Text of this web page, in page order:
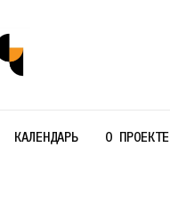
КАЛЕНДАРЬ О ПРОЕКТЕ